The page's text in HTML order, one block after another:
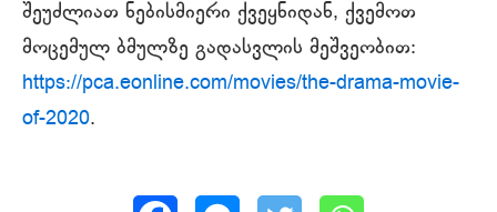
შეუძლიათ ნებისმიერი ქვეყნიდან, ქვემოთ
მოცემულ ბმულზე გადასვლის მეშვეობით:
https://pca.eonline.com/movies/the-drama-movie-
of-2020.